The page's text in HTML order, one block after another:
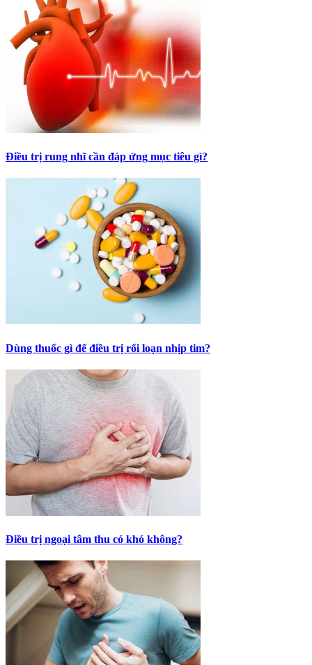
Điều trị rung nhĩ cần đáp ứng mục tiêu gì?
Dùng thuốc gì để điều trị rối loạn nhịp tim?
Điều trị ngoại tâm thu có khó không?